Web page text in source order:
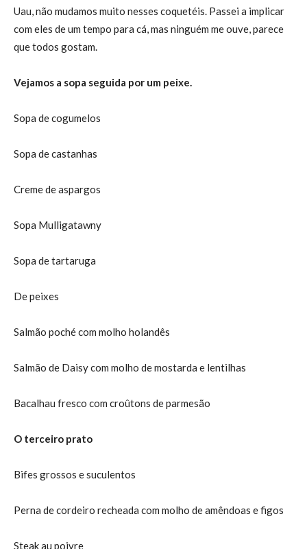
Uau, não mudamos muito nesses coquetéis. Passei a implicar
com eles de um tempo para cá, mas ninguém me ouve, parece
que todos gostam.
Vejamos a sopa seguida por um peixe.
Sopa de cogumelos
Sopa de castanhas
Creme de aspargos
Sopa Mulligatawny
Sopa de tartaruga
De peixes
Salmão poché com molho holandês
Salmão de Daisy com molho de mostarda e lentilhas
Bacalhau fresco com croûtons de parmesão
O terceiro prato
Bifes grossos e suculentos
Perna de cordeiro recheada com molho de amêndoas e figos
Steak au poivre